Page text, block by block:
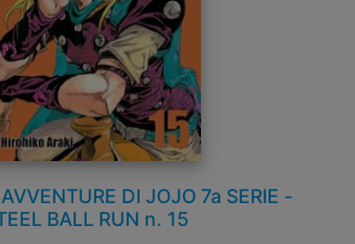
DI JOJO 7a SERIE -
BALL RUN n. 15